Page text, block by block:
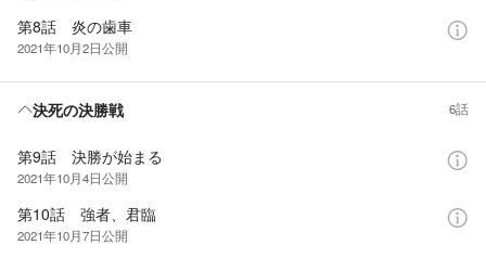
第8話 炎の歯車
2021年10月2日公開
決死の決勝戦 6話
第9話 決勝が始まる
2021年10月4日公開
第10話 強者、君臨
2021年10月7日公開